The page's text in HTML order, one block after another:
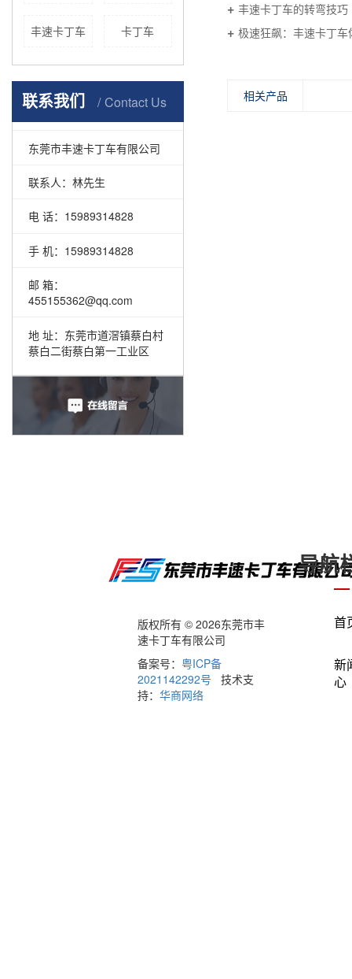
丰速卡丁车 卡丁车
联系我们 Contact Us
东莞市丰速卡丁车有限公司
联系人：林先生
电 话：15989314828
手 机：15989314828
邮 箱：
455155362@qq.com
地 址：东莞市道滘镇蔡白村
蔡白二街蔡白第一工业区
丰速卡丁车的转弯技巧
极速狂飙：丰速卡丁车
相关产品
版权所有 © 2026东莞市丰
速卡丁车有限公司
备案号： 粤ICP备
2021142292号 技术支
持： 华商网络
导航
首
新
心